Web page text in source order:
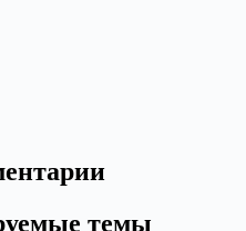
темы